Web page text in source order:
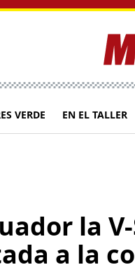
VERDE EN EL TALLER
la
a la